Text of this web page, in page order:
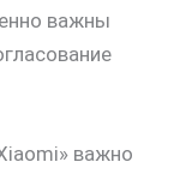
важны
важно